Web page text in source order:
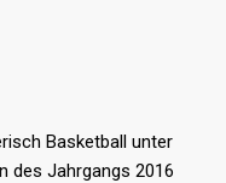
Basketball unter
des Jahrgangs 2016